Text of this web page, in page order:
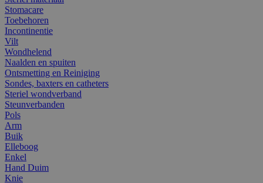
Stomacare
Toebehoren
Incontinentie
Vilt
Wondhelend
Naalden en spuiten
Ontsmetting en Reiniging
Sondes, baxters en catheters
Steriel wondverband
Steunverbanden
Pols
Arm
Buik
Elleboog
Enkel
Hand Duim
Knie